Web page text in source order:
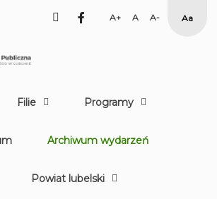
facebook
Set Set
Smaller
High
Filie Programy
Archiwum wydarzeń
Powiat lubelski